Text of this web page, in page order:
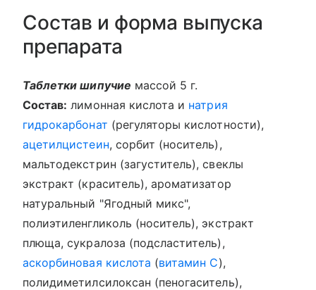
Состав и форма выпуска
препарата
Таблетки шипучие массой 5 г.
Состав: лимонная кислота и натрия
гидрокарбонат (регуляторы кислотности),
ацетилцистеин, сорбит (носитель),
мальтодекстрин (загуститель), свеклы
экстракт (краситель), ароматизатор
натуральный "Ягодный микс",
полиэтиленгликоль (носитель), экстракт
плюща, сукралоза (подсластитель),
аскорбиновая кислота (витамин C),
полидиметилсилоксан (пеногаситель),